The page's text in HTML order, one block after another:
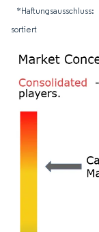
sortiert